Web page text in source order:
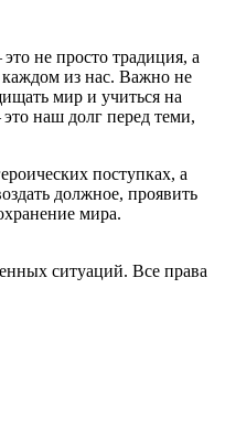
не просто традиция, а
каждом из нас. Важно не
мир и учиться на
наш долг перед теми,
поступках, а
должное, проявить
мира.
ситуаций. Все права